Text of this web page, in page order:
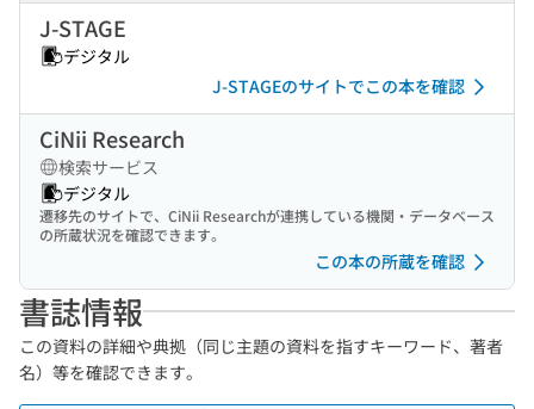
J-STAGE
デジタル
J-STAGEのサイトでこの本を確認
CiNii Research
検索サービス
デジタル
遷移先のサイトで、CiNii Researchが連携している機関・データベース
の所蔵状況を確認できます。
この本の所蔵を確認
書誌情報
この資料の詳細や典拠（同じ主題の資料を指すキーワード、著者
名）等を確認できます。